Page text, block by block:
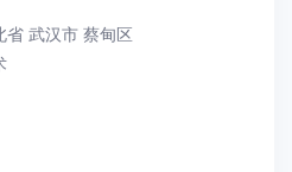
省 武汉市 蔡甸区